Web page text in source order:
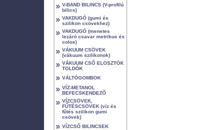
» V-BAND BILINCS (V-profilú
bilics)
» VAKDUGÓ (gumi és
szilikon csövekhez)
» VAKDUGÓ (menetes
lezáró csavar metrikus és
colos)
» VÁKUUM CSÖVEK
(vákuum szilikonok)
» VÁKUUM CSŐ ELOSZTÓK
TOLDÓK
» VÁLTÓGOMBOK
» VÍZ-METANOL
BEFECSKENDEZŐ
» VÍZCSÖVEK,
FŰTÉSCSÖVEK (víz és
fűtés szilikon gumi
csövek)
» VÍZCSŐ BILINCSEK